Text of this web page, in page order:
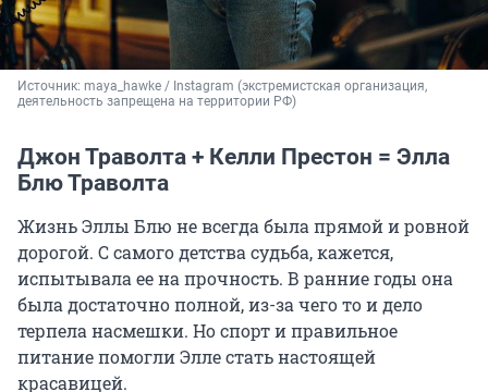
Источник: maya_hawke / Instagram (экстремистская организация,
деятельность запрещена на территории РФ)
Джон Траволта + Келли Престон = Элла
Блю Траволта
Жизнь Эллы Блю не всегда была прямой и ровной
дорогой. С самого детства судьба, кажется,
испытывала ее на прочность. В ранние годы она
была достаточно полной, из-за чего то и дело
терпела насмешки. Но спорт и правильное
питание помогли Элле стать настоящей
красавицей.